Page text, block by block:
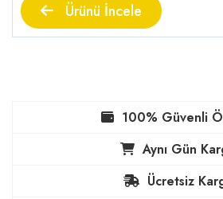
Ürünü İncele
100% Güvenli
Aynı Gün
Ücretsiz